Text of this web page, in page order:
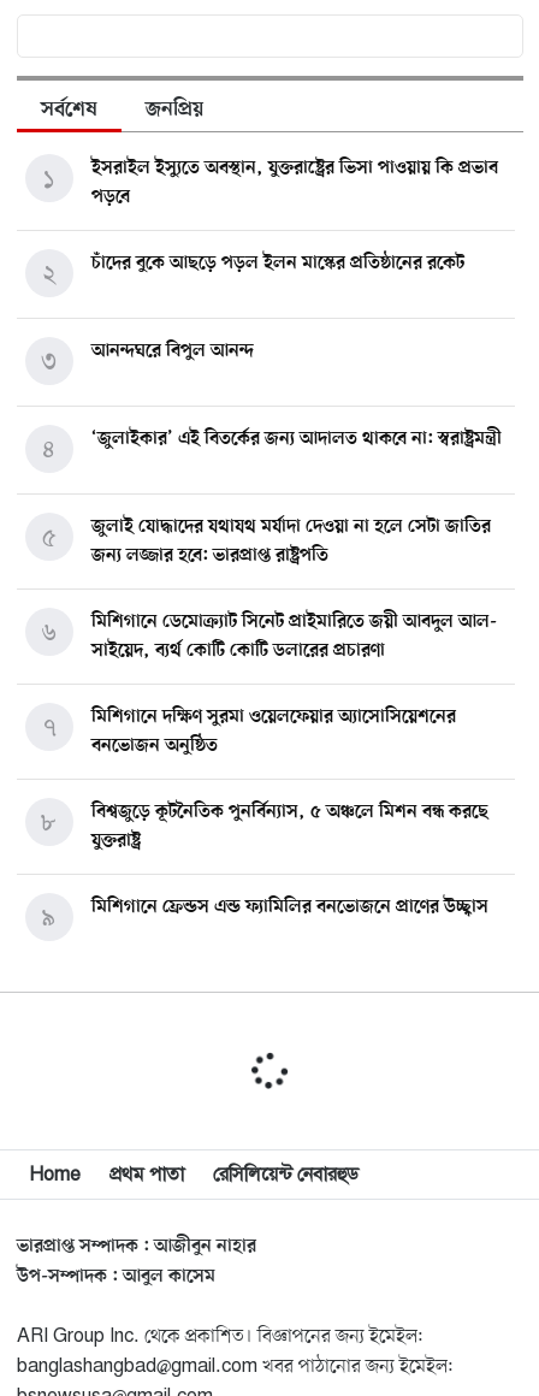
সর্বশেষ জনপ্রিয়
ইসরাইল ইস্যুতে অবস্থান, যুক্তরাষ্ট্রের ভিসা পাওয়ায় কি প্রভাব
পড়বে
১
চাঁদের বুকে আছড়ে পড়ল ইলন মাস্কের প্রতিষ্ঠানের রকেট
২
আনন্দঘরে বিপুল আনন্দ
৩
‘জুলাইকার’ এই বিতর্কের জন্য আদালত থাকবে না: স্বরাষ্ট্রমন্ত্রী
৪
জুলাই যোদ্ধাদের যথাযথ মর্যাদা দেওয়া না হলে সেটা জাতির
জন্য লজ্জার হবে: ভারপ্রাপ্ত রাষ্ট্রপতি
৫
মিশিগানে ডেমোক্র্যাট সিনেট প্রাইমারিতে জয়ী আবদুল আল-
সাইয়েদ, ব্যর্থ কোটি কোটি ডলারের প্রচারণা
৬
মিশিগানে দক্ষিণ সুরমা ওয়েলফেয়ার অ্যাসোসিয়েশনের
বনভোজন অনুষ্ঠিত
৭
বিশ্বজুড়ে কূটনৈতিক পুনর্বিন্যাস, ৫ অঞ্চলে মিশন বন্ধ করছে
যুক্তরাষ্ট্র
৮
মিশিগানে ফ্রেন্ডস এন্ড ফ্যামিলির বনভোজনে প্রাণের উচ্ছ্বাস
৯
মিশিগানে ডেমোক্র্যাটদের প্রাইমারিতে আল-সাইয়েদকে হারাতে
মুনা দাওয়াহ কনফারেন্স ২০২৬ সম্পর্কে প্রেস ব্রিফিং
শেখ হাসিনার সঙ্গে সংবাদ সম্মেলনে থাকছেন সাকিব আল
হাসান
১২
যুক্তরাষ্ট্রকে ছাড়ে বাধ্য করতে কোন কৌশলে ওয়াশিংটনের ওপর
১৩
ট্রাম্প অর্গানাইজেশনের হিসাব বন্ধের কারণ জানাল ক্যাপিটাল
১৪
Home প্রথম পাতা রেসিলিয়েন্ট নেবারহুড
ভারপ্রাপ্ত সম্পাদক : আজীবুন নাহার
উপ-সম্পাদক : আবুল কাসেম
ARI Group Inc. থেকে প্রকাশিত। বিজ্ঞাপনের জন্য ইমেইল:
banglashangbad@gmail.com খবর পাঠানোর জন্য ইমেইল: